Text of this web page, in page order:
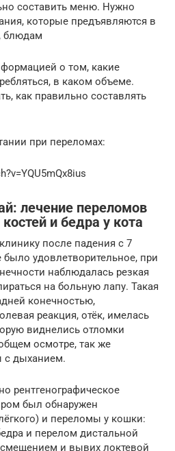
составить меню. Нужно
которые предъявляются в
блюдам
о том, какие
в каком объеме.
как правильно составлять
при переломах:
лечение переломов
и бедра у кота
после падения с 7
удовлетворительное, при
наблюдалась резкая
на больную лапу. Такая
конечностью,
реакция, отёк, имелась
виднелись отломки
осмотре, так же
с дыханием.
рентгенографическое
был обнаружен
и переломы у кошки:
и перелом дистальной
смещением и вывих локтевой